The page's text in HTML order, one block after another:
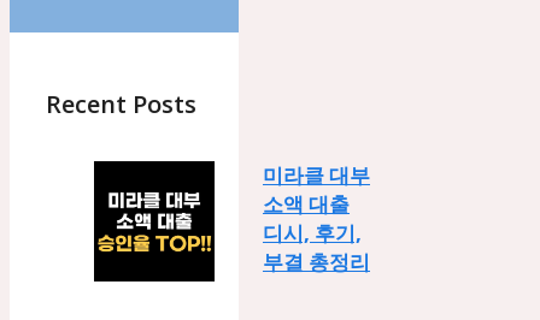
Recent Posts
미라클 대부
소액 대출
디시, 후기,
부결 총정리